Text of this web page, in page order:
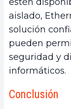
aislado,
solución
pueden
seguridad y
informáticos.
Conclusión